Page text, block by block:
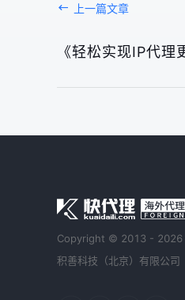
上一篇文章
《轻松实现IP代理
Copyright © 2013 - 2026
积善科技（北京）有限公司